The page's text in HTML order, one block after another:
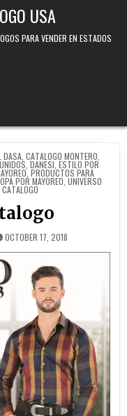
USA
PARA VENDER EN ESTADOS
DASA, CATALOGO MONTERO
DANESI ESTILO POR
, PRODUCTOS PARA
POR MAYOREO UNIVERSO
OCTOBER 17, 2018